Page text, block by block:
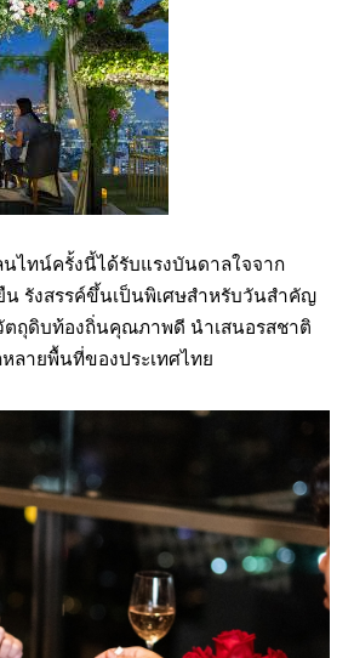
นไทน์ครั้งนี้ได้รับแรงบันดาลใจจาก
รังสรรค์ขึ้นเป็นพิเศษสำหรับวันสำคัญ
ตถุดิบท้องถิ่นคุณภาพดี นำเสนอรสชาติ
ลายพื้นที่ของประเทศไทย